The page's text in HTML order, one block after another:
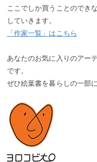
ここでしか買うことのでき
していきます。
「作家一覧」はこちら
あなたのお気に入りのアー
です。
ぜひ絵葉書を暮らしの一部